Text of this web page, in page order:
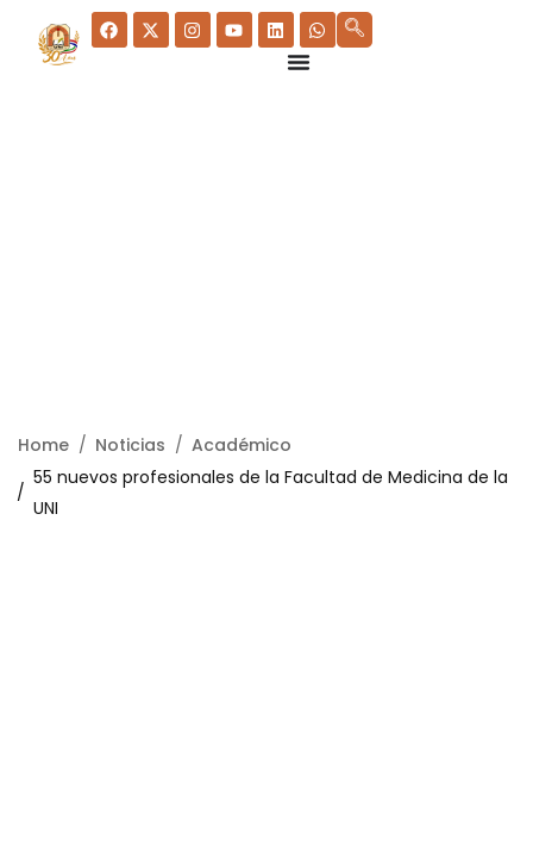
Home Noticias
Académico
55 nuevos profesionales de la Facultad de Medicina de la
UNI